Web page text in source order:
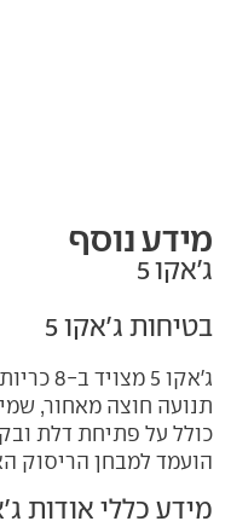
מידע נוסף
ג'אקו 5
בטיחות ג'אקו 5
ג'אקו 5
תנועה חוצה מאחור,
כולל על פתיחת דלת
הועמד למבחן הריסוק
מידע כללי אודות